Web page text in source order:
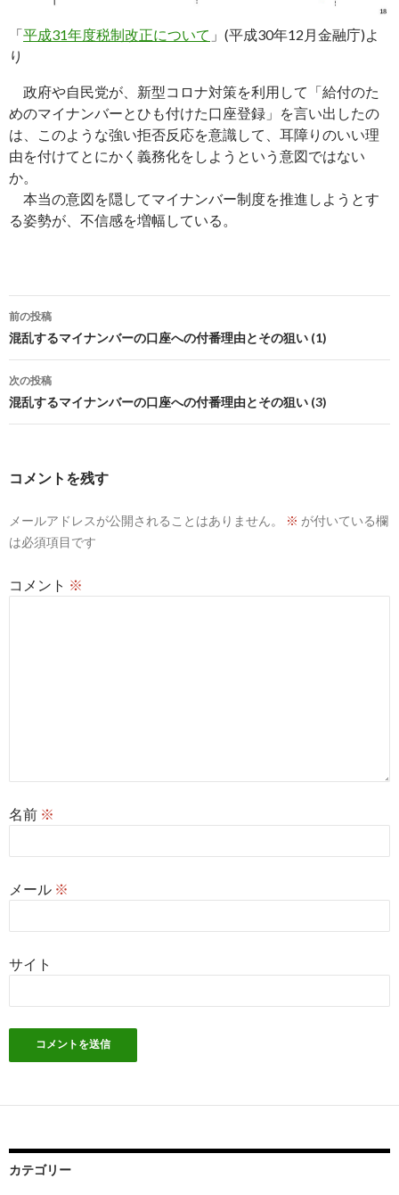
「平成31年度税制改正について 」(平成30年12月金融庁)よ
り
政府や自民党が、新型コロナ対策を利用して「給付のた
めのマイナンバーとひも付けた口座登録」を言い出したの
は、このような強い拒否反応を意識して、耳障りのいい理
由を付けてとにかく義務化をしようという意図ではない
か。
本当の意図を隠してマイナンバー制度を推進しようとす
る姿勢が、不信感を増幅している。
投
稿
ナ
ビ
ゲ
ョ
前の投稿
混乱するマイナンバーの口座への付番理由とその狙い (1)
次の投稿
混乱するマイナンバーの口座への付番理由とその狙い (3)
コメントを残す
メールアドレスが公開されることはありません。 ※ が付いている欄
は必須項目です
コメント ※
名前 ※
メール ※
サイト
カテゴリー